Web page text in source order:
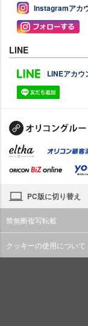
Instagramアカ
LINE
LINEアカウ
PC版に切り替え
禁無断複写転載
クッキーの使用について